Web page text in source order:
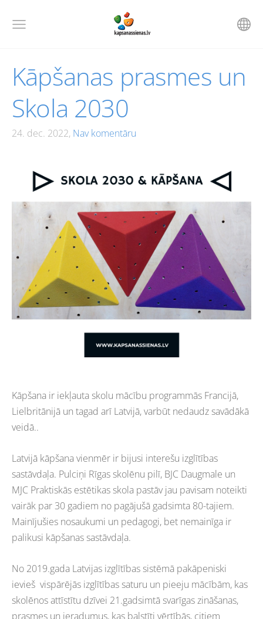
Kāpšanas prasmes un
Skola 2030
24. dec. 2022, Nav komentāru
Kāpšana ir iekļauta skolu mācību programmās Francijā,
Lielbritānijā un tagad arī Latvijā, varbūt nedaudz savādākā
veidā..
Latvijā kāpšana vienmēr ir bijusi interešu izglītības
sastāvdaļa. Pulciņi Rīgas skolēnu pilī, BJC Daugmale un
MJC Praktiskās estētikas skola pastāv jau pavisam noteikti
vairāk par 30 gadiem no pagājušā gadsimta 80-tajiem.
Mainījušies nosaukumi un pedagogi, bet nemainīga ir
palikusi kāpšanas sastāvdaļa.
No 2019.gada Latvijas izglītības sistēmā pakāpeniski
ievieš vispārējās izglītības saturu un pieeju mācībām, kas
skolēnos attīstītu dzīvei 21.gadsimtā svarīgas zināšanas,
prasmes un ieradumus, kas balstīti vērtībās, citiem